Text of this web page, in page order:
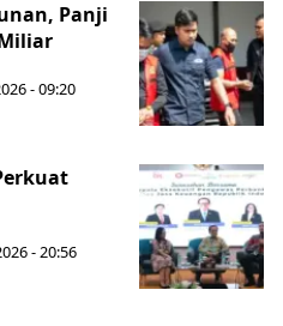
Panji
- 09:20
- 20:56